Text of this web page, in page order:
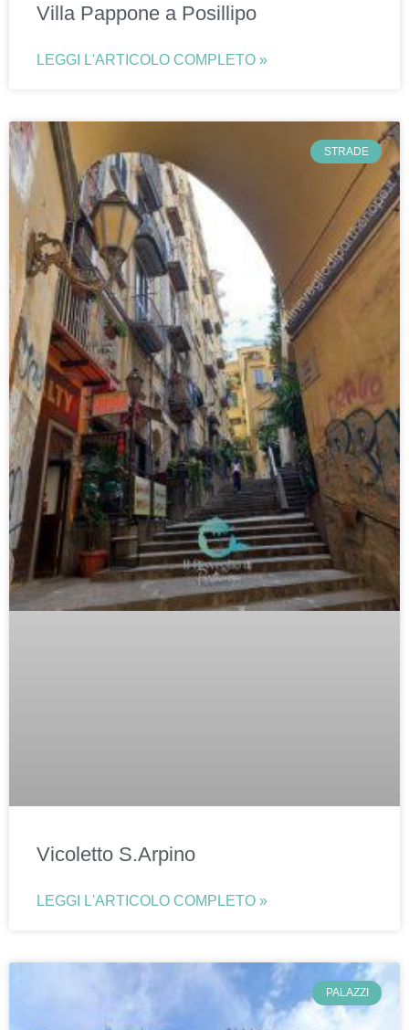
Villa Pappone a Posillipo
LEGGI L'ARTICOLO COMPLETO »
STRADE
Vicoletto S.Arpino
LEGGI L'ARTICOLO COMPLETO »
PALAZZI